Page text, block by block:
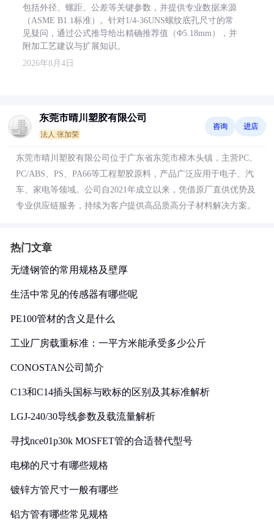
包括外径、螺距、公差等关键参数，并提供专业数据来源
（ASME B1.1标准）。针对1/4-36UNS螺纹底孔尺寸的常
见疑问，通过公式推导给出精确推荐值（Φ5.18mm），并
附加工艺建议与扩展知识。
2026年8月4日
东莞市晴川塑胶有限公司
法人:张加荣
咨询 进店
东莞市晴川塑胶有限公司位于广东省东莞市樟木头镇，主营PC、
PC/ABS、PS、PA66等工程塑胶原料，产品广泛应用于电子、汽
车、家电等领域。公司自2021年成立以来，凭借原厂直供优势及
专业供应链服务，持续为客户提供高品质高分子材料解决方案。
热门文章
无缝钢管的常用规格及壁厚
生活中常见的传感器有哪些呢
PE100管材的含义是什么
工业厂房载重标准：一平方米能承受多少公斤
CONOSTAN公司简介
C13和C14插头国标与欧标的区别及其标准解析
LGJ-240/30导线参数及载流量解析
寻找nce01p30k MOSFET管的合适替代型号
电梯的尺寸有哪些规格
镀锌方管尺寸一般有哪些
铝方管有哪些常见规格